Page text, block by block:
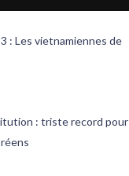
: Les vietnamiennes de
: triste record pour